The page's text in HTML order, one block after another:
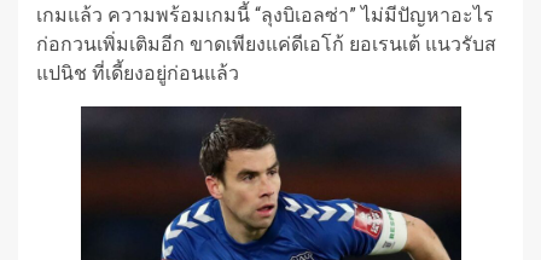
เกมแล้ว ความพร้อมเกมนี้ “ลุงบิเอลซ่า” ไม่มีปัญหาอะไร
ก่อกวนเพิ่มเติมอีก ขาดเพียงแค่ดีเอโก้ ยอเรนเต้ แนวรับส
แปนิช ที่เดี้ยงอยู่ก่อนแล้ว